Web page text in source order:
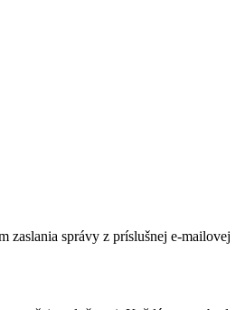
zaslania správy z príslušnej e-mailovej